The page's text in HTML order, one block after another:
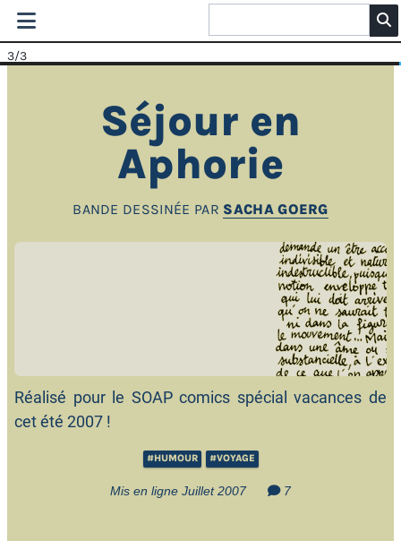
3/3
Séjour en
Aphorie
BANDE DESSINÉE PAR SACHA GOERG
Réalisé pour le SOAP comics spécial vacances de
cet été 2007 !
#HUMOUR #VOYAGE
Mis en ligne Juillet 2007 7